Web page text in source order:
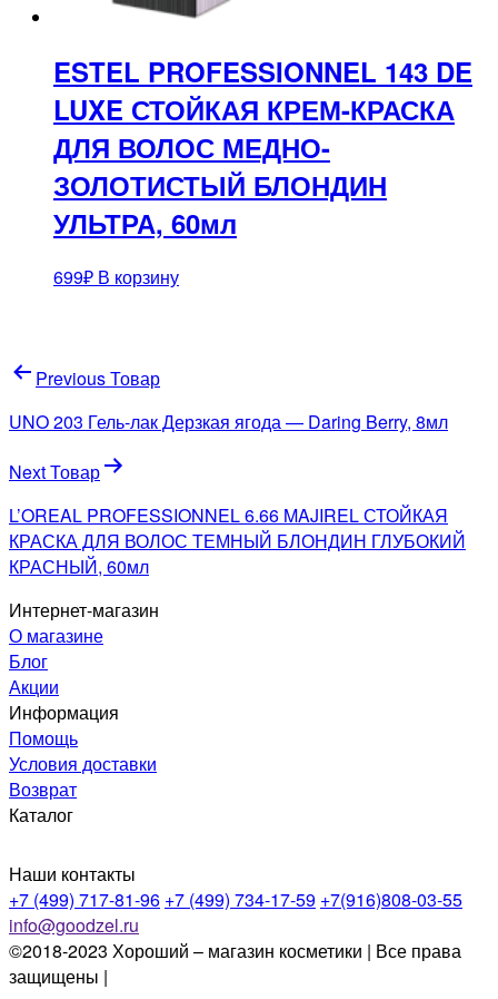
ESTEL PROFESSIONNEL 143 DE
LUXE СТОЙКАЯ КРЕМ-КРАСКА
ДЛЯ ВОЛОС МЕДНО-
ЗОЛОТИСТЫЙ БЛОНДИН
УЛЬТРА, 60мл
699₽ В корзину
Навигация
по
записям
Previous Товар
UNO 203 Гель-лак Дерзкая ягода — Daring Berry, 8мл
Next Товар
L’OREAL PROFESSIONNEL 6.66 MAJIREL СТОЙКАЯ
КРАСКА ДЛЯ ВОЛОС ТЕМНЫЙ БЛОНДИН ГЛУБОКИЙ
КРАСНЫЙ, 60мл
Интернет-магазин
О магазине
Блог
Акции
Информация
Помощь
Условия доставки
Возврат
Каталог
Наши контакты
+7 (499) 717-81-96 +7 (499) 734-17-59 +7(916)808-03-55
info@goodzel.ru
©2018-2023 Хороший – магазин косметики | Все права
защищены |